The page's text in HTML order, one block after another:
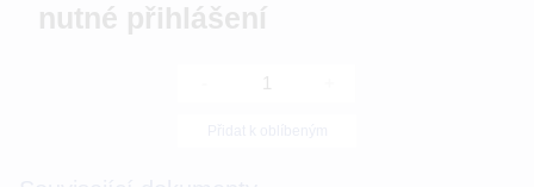
nutné přihlášení